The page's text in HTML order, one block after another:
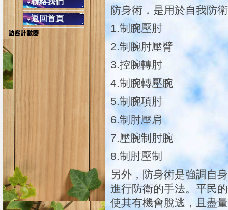
返回首頁
防身術，是用於自我防
1.制腕壓肘
2.制腕肘壓臂
3.控腕轉肘
4.制腕轉壓腕
5.制腕項肘
6.制肘壓肩
7.壓腕制肘腕
8.制肘壓制
另外，防身術是強調自
進行防衛的手法。平民
使其有機會脫逃，且盡